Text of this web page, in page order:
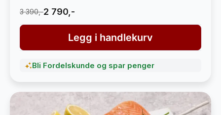
3 390,-2 790,-
Legg i handlekurv
Bli Fordelskunde og spar penger